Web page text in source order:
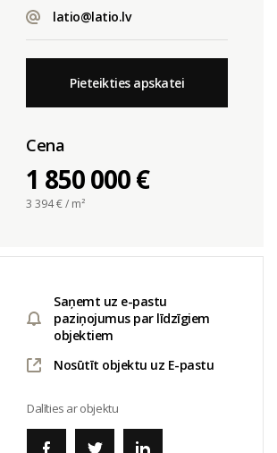
latio@latio.lv
Pieteikties apskatei
Cena
1 850 000 €
3 394€ / m²
Saņemt uz e-pastu
paziņojumus par līdzīgiem
objektiem
Nosūtīt objektu uz E-pastu
Dalīties ar objektu